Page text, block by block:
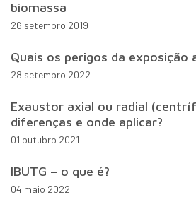
biomassa
26 setembro 2019
Quais os perigos da exposição
28 setembro 2022
Exaustor axial ou radial
diferenças e onde aplicar?
01 outubro 2021
IBUTG – o que é?
04 maio 2022